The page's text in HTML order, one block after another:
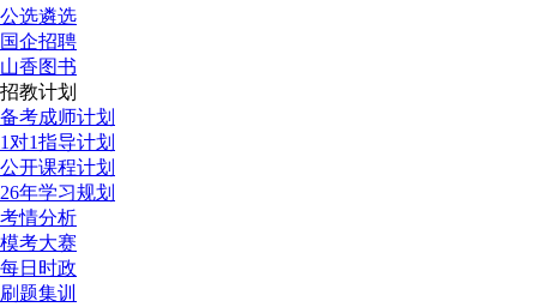
公选遴选
国企招聘
山香图书
招教计划
备考成师计划
1对1指导计划
公开课程计划
26年学习规划
考情分析
模考大赛
每日时政
刷题集训